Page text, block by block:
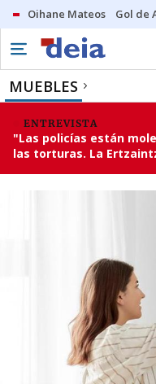
Oihane Mateos Gol de
MUEBLES
ENTREVISTA
"Las policías están
las torturas. La